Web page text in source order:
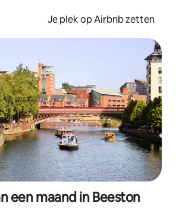
Je plek op Airbnb zetten
een maand in Beeston